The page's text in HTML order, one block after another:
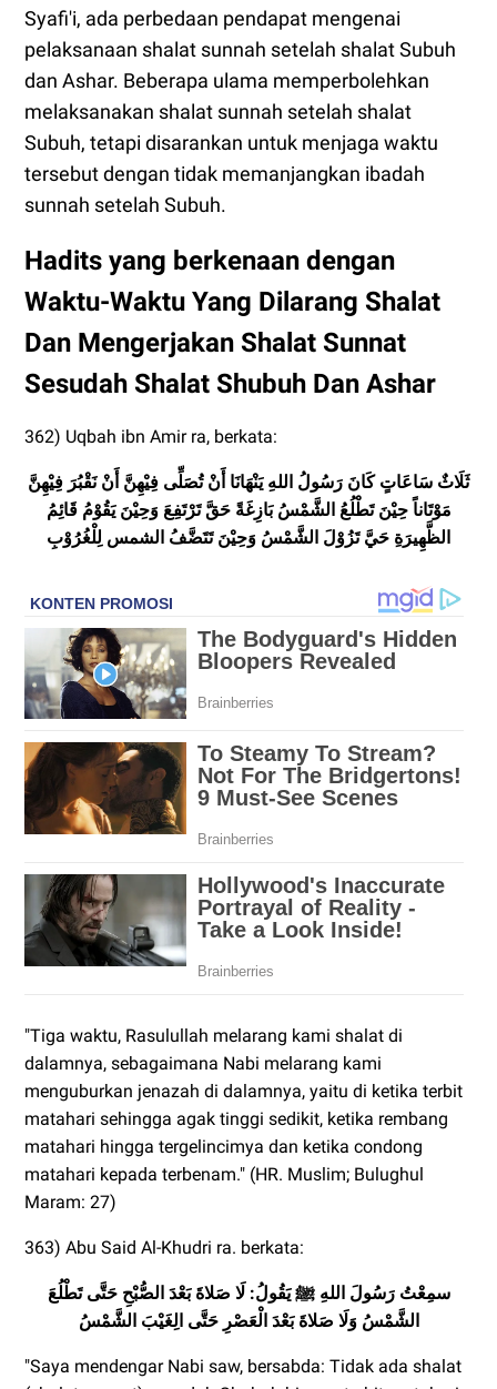
Syafi'i, ada perbedaan pendapat mengenai
pelaksanaan shalat sunnah setelah shalat Subuh
dan Ashar. Beberapa ulama memperbolehkan
melaksanakan shalat sunnah setelah shalat
Subuh, tetapi disarankan untuk menjaga waktu
tersebut dengan tidak memanjangkan ibadah
sunnah setelah Subuh.
Hadits yang berkenaan dengan
Waktu-Waktu Yang Dilarang Shalat
Dan Mengerjakan Shalat Sunnat
Sesudah Shalat Shubuh Dan Ashar
362) Uqbah ibn Amir ra, berkata:
ثَلَاثٌ سَاعَاتٍ كَانَ رَسُولُ اللهِ يَنْهَانَا أَنْ تُصَلِّى فِيْهِنَّ أَنْ نَقْبُرَ فِيْهِنَّ
مَوْتَاناً حِيْنَ تَطْلُعُ الشَّمْسُ بَازِغَةً حَقَّ تَرْتَفِعَ وَحِيْنَ يَقُوْمُ قَائِمُ
الظَّهِيرَةِ حَيَّ تَزُوْلَ الشَّمْسُ وَحِيْنَ تَتَضَّفُ الشمس لِلْغُرُوْبِ
"Tiga waktu, Rasulullah melarang kami shalat di
dalamnya, sebagaimana Nabi melarang kami
menguburkan jenazah di dalamnya, yaitu di ketika terbit
matahari sehingga agak tinggi sedikit, ketika rembang
matahari hingga tergelincimya dan ketika condong
matahari kepada terbenam." (HR. Muslim; Bulughul
Maram: 27)
363) Abu Said Al-Khudri ra. berkata:
سمِعْتُ رَسُولَ اللهِ ﷺ يَقُولُ: لَا صَلاةَ بَعْدَ الصُّبْحِ حَتَّى تَطْلُعَ
الشَّمْسُ وَلَا صَلاةَ بَعْدَ الْعَصْرِ حَتَّى الِغَيْبَ الشَّمْسُ
"Saya mendengar Nabi saw, bersabda: Tidak ada shalat